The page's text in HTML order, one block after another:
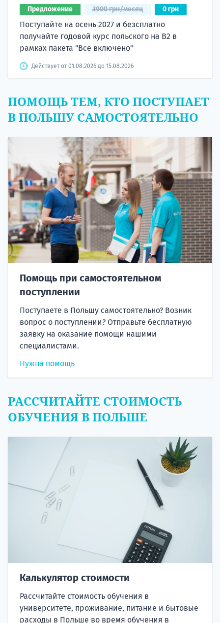
Предложение 3900 грн/месяц 0 грн
Поступайте на осень 2027 и безсплатно
получайте годовой курс польского на B2 в
рамках пакета "Все включено"
Действует от 01.08.2026 до 15.08.2026
ПОМОЩЬ ТЕМ, КТО ПОСТУПАЕТ
В ПОЛЬШУ САМОСТОЯТЕЛЬНО
Помощь при самостоятельном
поступлении
Поступаете в Польшу самостоятельно? Возник
вопрос о поступлении? Отправьте бесплатную
заявку на оказание помощи нашими
специалистами.
Нужна помощь
РАССЧИТАЙТЕ СТОИМОСТЬ
ОБУЧЕНИЯ В ПОЛЬШЕ
Калькулятор стоимости
Рассчитайте стоимость обучения в
университете, проживание, питание и бытовые
расходы в Польше во время обучения в